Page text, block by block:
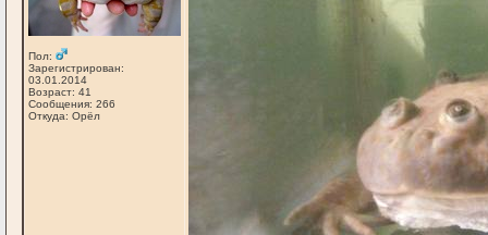
Пол:
Зарегистрирован:
03.01.2014
Возраст: 41
Сообщения: 266
Откуда: Орёл